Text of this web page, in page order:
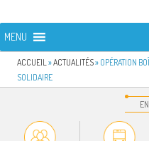
FRONTIGNAN
MENU
ACCUEIL »ACTUALITÉS» OPÉRATION
SOLIDAIRE
EN